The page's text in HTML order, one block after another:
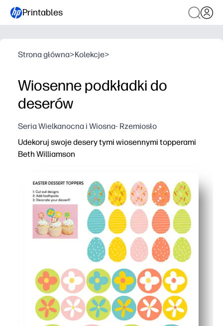
Printables
Strona główna>Kolekcje>
Wiosenne podkładki do
deserów
Seria Wielkanocna i Wiosna- Rzemiosło
Udekoruj swoje desery tymi wiosennymi topperami
Beth Williamson
Wesoła wiosenna sztuka natychmiast rozjaśnia
Używaj ich wszędzie - uroczystości w klasie,
Elastyczne i wielokrotnego użytku - miksuj i